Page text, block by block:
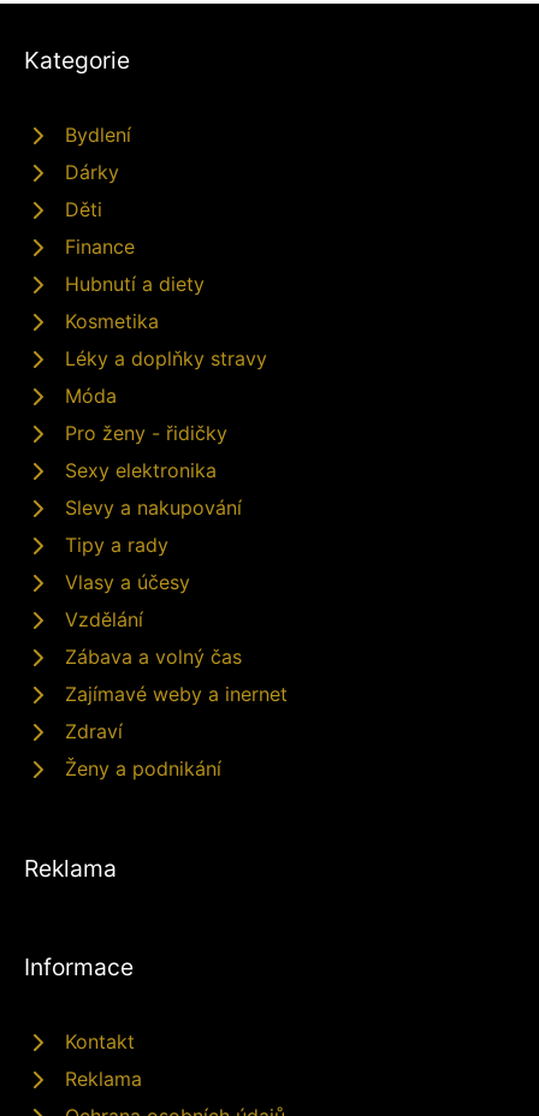
Kategorie
Bydlení
Dárky
Děti
Finance
Hubnutí a diety
Kosmetika
Léky a doplňky stravy
Móda
Pro ženy - řidičky
Sexy elektronika
Slevy a nakupování
Tipy a rady
Vlasy a účesy
Vzdělání
Zábava a volný čas
Zajímavé weby a inernet
Zdraví
Ženy a podnikání
Reklama
Informace
Kontakt
Reklama